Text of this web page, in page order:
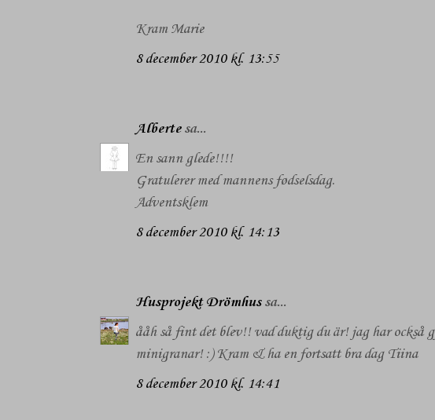
Kram Marie
8 december 2010 kl. 13:55
Albertesa...
En sann glede!!!!
Gratulerer med mannens fødselsdag.
Adventsklem
8 december 2010 kl. 14:13
Husprojekt Drömhussa...
ååh så fint det blev!! vad duktig du är! jag har
minigranar! :) Kram & ha en fortsatt bra dag Tiina
8 december 2010 kl. 14:41